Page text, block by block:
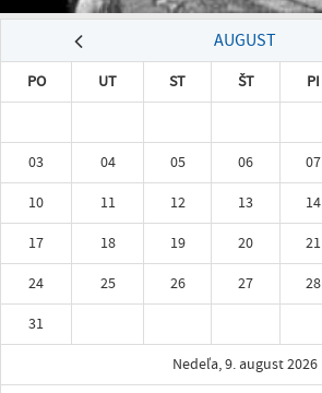
AUGUST
PO UT ST ŠT PI
03
04 05 06 07
10
11 12 13 14
17
18 19 20 21
24
25 26 27 28
31
Nedeľa, 9. august 2026